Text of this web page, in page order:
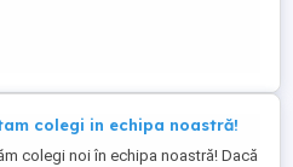
colegi in echipa noastră!
colegi noi în echipa noastră! Dacă